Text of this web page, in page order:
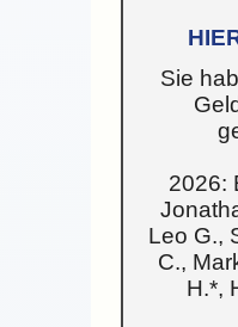
Sie
2026:
Leo G.,
C.,
H.*,